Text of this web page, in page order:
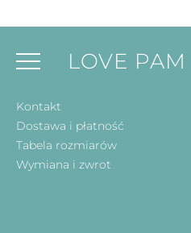
LOVE PAM
Kontakt
Dostawa i płatność
Tabela rozmiarów
Wymiana i zwrot